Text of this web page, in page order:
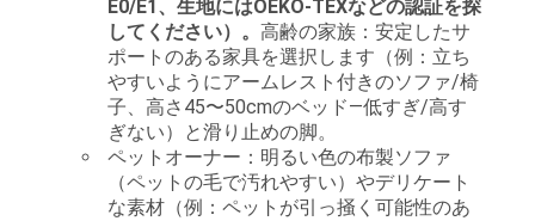
E0/E1、生地にはOEKO-TEXなどの認証を探
してください）。 高齢の家族：安定したサ
ポートのある家具を選択します（例：立ち
やすいようにアームレスト付きのソファ/椅
子、高さ45〜50cmのベッド—低すぎ/高す
ぎない）と滑り止めの脚。
ペットオーナー：明るい色の布製ソファ
（ペットの毛で汚れやすい）やデリケート
な素材（例：ペットが引っ掻く可能性のあ